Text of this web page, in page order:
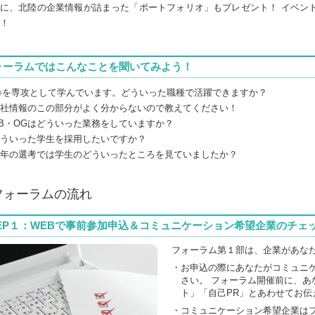
、北陸の企業情報が詰まった「ポートフォリオ」もプレゼント！ イベン
ーラムではこんなことを聞いてみよう！
専攻として学んでいます。どういった職種で活躍できますか？
情報のこの部分がよく分からないので教えてください！
・OGはどういった業務をしていますか？
いった学生を採用したいですか？
の選考では学生のどういったところを見ていましたか？
ォーラムの流れ
１：WEBで事前参加申込＆コミュニケーション希望企業のチェ
フォーラム第１部は、企業があな
・お申込の際にあなたがコミュニ
さい。
フォーラム開催前に、 あ
ト」「自己PR」とあわせてお
・コミュニケーション希望企業